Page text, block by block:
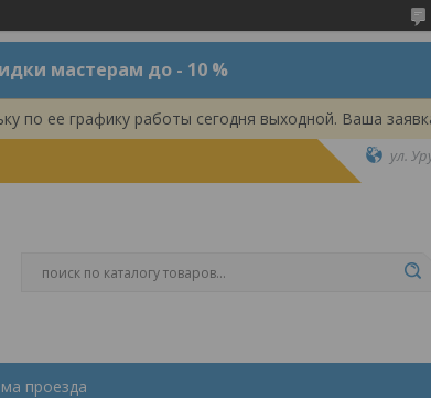
мастерам до - 10 %
по ее графику работы сегодня выходной. Ваша
ул.
проезда